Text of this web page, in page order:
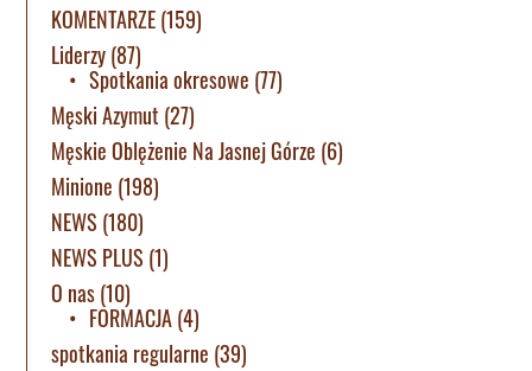
KOMENTARZE(159)
Liderzy(87)
Spotkania okresowe (77)
Męski Azymut (27)
Męskie Oblężenie Na Jasnej Górze (6)
Minione (198)
NEWS (180)
NEWS PLUS (1)
O nas(10)
FORMACJA(4)
spotkania regularne (39)